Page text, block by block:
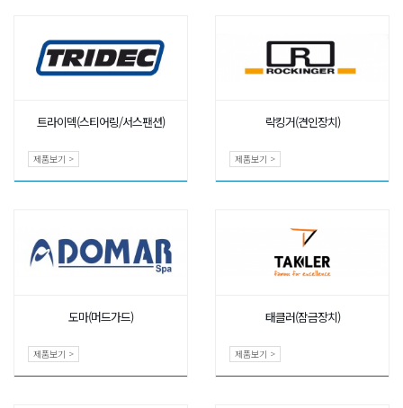
트라이덱(스티어링/서스팬션)
제품보기 >
락킹거(견인장치)
제품보기 >
도마(머드가드)
제품보기 >
태클러(잠금장치)
제품보기 >